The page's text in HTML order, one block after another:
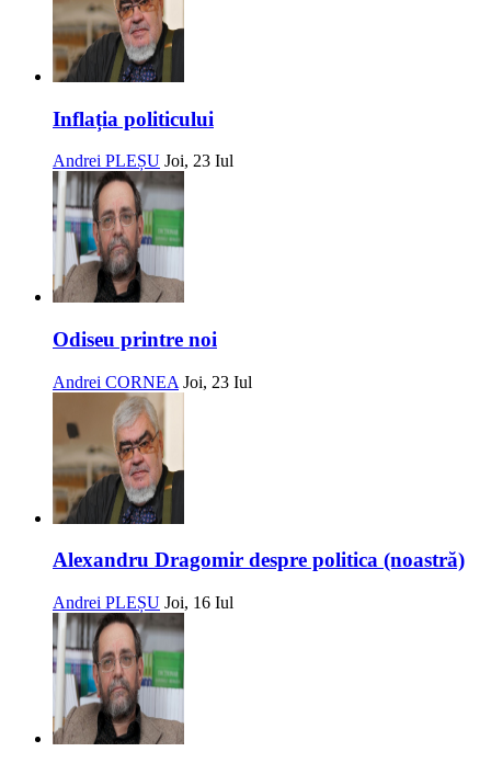
Inflația politicului
Andrei PLEȘU Joi, 23 Iul
Odiseu printre noi
Andrei CORNEA Joi, 23 Iul
Alexandru Dragomir despre politica (noastră)
Andrei PLEȘU Joi, 16 Iul